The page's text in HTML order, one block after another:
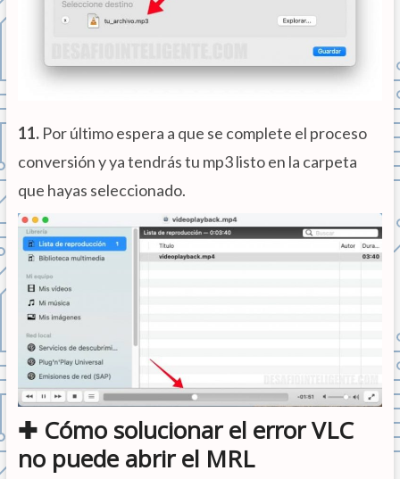
11.Por último espera a que se complete el proceso
conversión y ya tendrás tu mp3 listo en la carpeta
que hayas seleccionado.
✚ Cómo solucionar el error VLC
no puede abrir el MRL